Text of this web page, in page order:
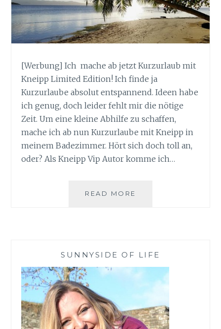
[Werbung] Ich mache ab jetzt Kurzurlaub mit
Kneipp Limited Edition! Ich finde ja
Kurzurlaube absolut entspannend. Ideen habe
ich genug, doch leider fehlt mir die nötige
Zeit. Um eine kleine Abhilfe zu schaffen,
mache ich ab nun Kurzurlaube mit Kneipp in
meinem Badezimmer. Hört sich doch toll an,
oder? Als Kneipp Vip Autor komme ich…
READ MORE
SUNNYSIDE OF LIFE